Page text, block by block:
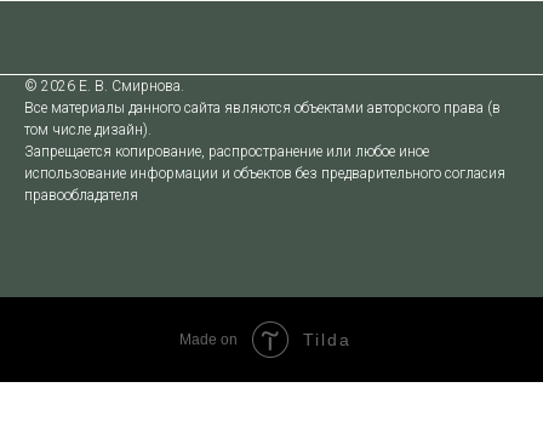
© 2026 Е. В. Смирнова.
Все материалы данного сайта являются объектами авторского права (в
том числе дизайн).
Запрещается копирование, распространение или любое иное
использование информации и объектов без предварительного согласия
правообладателя
Made on Tilda